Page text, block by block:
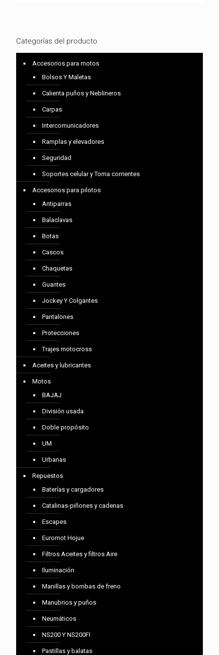
Categorías del producto
Accesorios para motos
Bolsos Y Maletas
Calienta puños y Neblineros
Carpas
Intercomunicadores
Ramplas y elevadores
Seguridad
Soportes celular y Toma corrientes
Accesorios para pilotos
Antiparras
Balaclavas
Botas
Cascos
Chaquetas
Guantes
Jockey Y Colgantes
Pantalones
Protecciones
Trajes motocross
Aceites y lubricantes
Motos
BAJAJ
División usada
Doble propósito
UM
Urbanas
Repuestos
Baterías y cargadores
Catalinas-piñones y cadenas
Escapes
Euromot Hojue
Filtros Aceites y filtros Aire
Iluminación
Manillas y bombas de freno
Manubrios y puños
Neumáticos
NS200 Y NS200FI
Pastillas y balatas